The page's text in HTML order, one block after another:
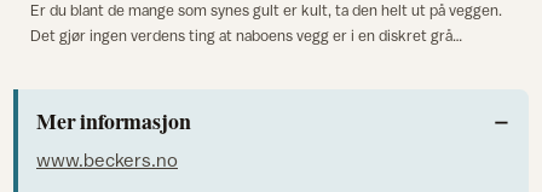
Er du blant de mange som synes gult er kult, ta den helt ut på veggen.
Det gjør ingen verdens ting at naboens vegg er i en diskret grå…
Mer informasjon
www.beckers.no